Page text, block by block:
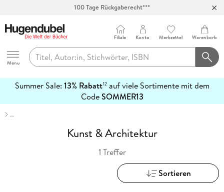
100 Tage Rückgaberecht***
Hugendubel
Menu
Filiale Konto Merkzettel Warenkorb
Summer Sale: 13% Rabatt12auf viele Sortimente mit dem
CodeSOMMER13
erfahren
…
Kunst & Architektur
1 Treffer
Sortieren